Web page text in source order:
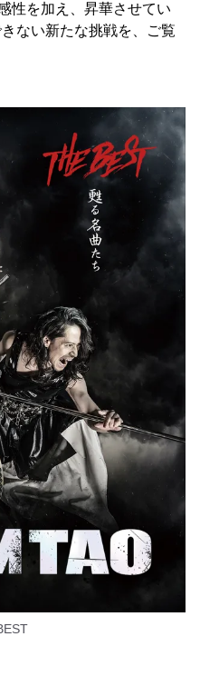
性を加え、昇華させてい
ない新たな挑戦を、ご覧